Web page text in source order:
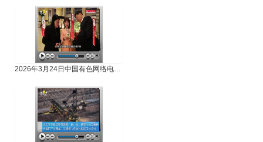
2026年3月24日中国有色网络电视新闻